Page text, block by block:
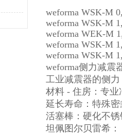
weforma WSK-M
weforma WSK-M
weforma WEK-M
weforma WSK-M
weforma WSK-M
weforma侧力减震
工业减震器的侧
材料 - 住房：专业
延长寿命：特殊
活塞棒：硬化不锈
坦佩图尔贝雷希：